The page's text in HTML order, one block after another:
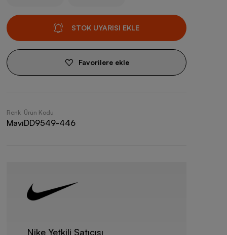
STOK UYARISI EKLE
Favorilere ekle
Renk
Mavi
Ürün Kodu
DD9549-446
Nike Yetkili Satıcısı